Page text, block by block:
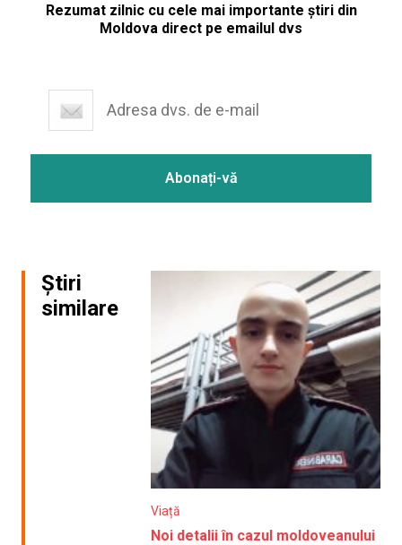
Rezumat zilnic cu cele mai importante știri din
Moldova direct pe emailul dvs
Știri
similare
Viață
Noi detalii în cazul moldoveanului